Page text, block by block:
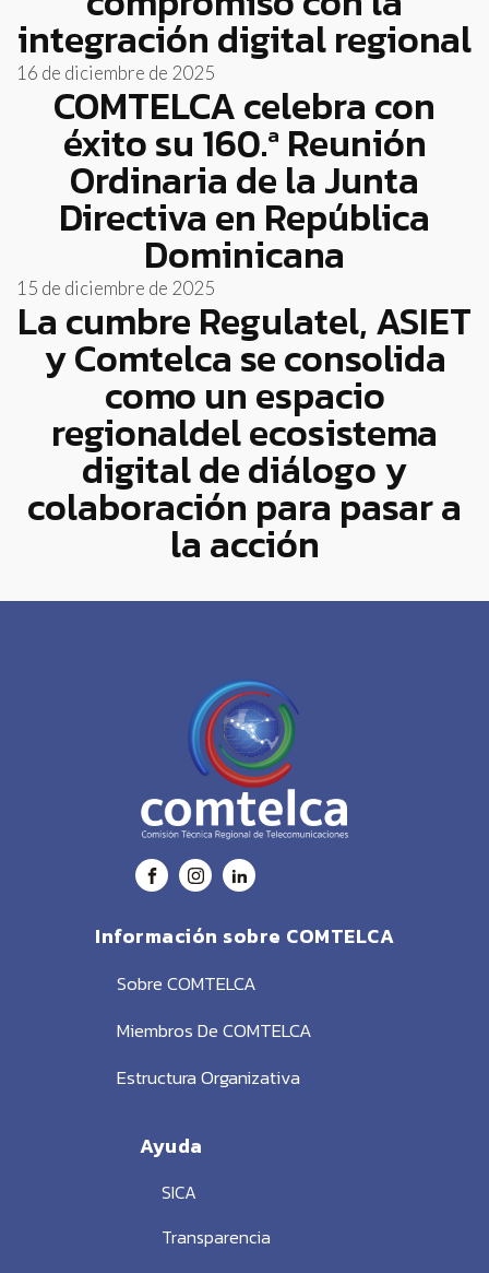
integración digital regional
16 de diciembre de 2025
COMTELCA celebra con
éxito su 160.ª Reunión
Ordinaria de la Junta
Directiva en República
Dominicana
15 de diciembre de 2025
La cumbre Regulatel, ASIET
y Comtelca se consolida
como un espacio
regionaldel ecosistema
digital de diálogo y
colaboración para pasar a
la acción
Información sobre COMTELCA
Sobre COMTELCA
Miembros De COMTELCA
Estructura Organizativa
Ayuda
SICA
Transparencia